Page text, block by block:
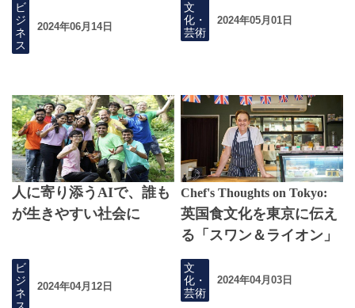
ビ
ジ
ネ
ス
2024年06月14日
文
化・
芸術
2024年05月01日
人に寄り添うAIで、誰も
が生きやすい社会に
ビ
ジ
ネ
2024年04月12日
Chef's Thoughts on Tokyo:
英国食文化を東京に伝え
る「スワン＆ライオン」
文
化・
芸術
2024年04月03日